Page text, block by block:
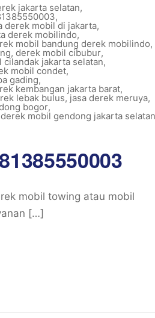
jakarta selatan,
,
derek mobil di jakarta,
derek mobilindo,
mobil bandung derek mobilindo,
, derek mobil cibubur,
cilandak jakarta selatan,
mobil condet,
gading,
kembangan jakarta barat,
lebak bulus,jasa derek meruya,
bogor,
mobil gendong jakarta selatan
mobil towing atau mobil
[…]